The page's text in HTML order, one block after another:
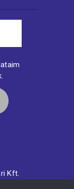
Kft.